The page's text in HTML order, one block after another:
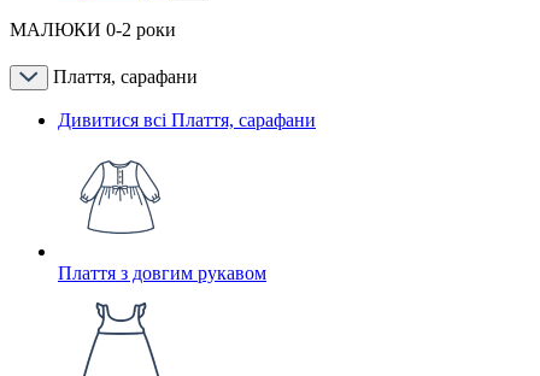
МАЛЮКИ 0-2 роки
Плаття, сарафани
Дивитися всі Плаття, сарафани
Плаття з довгим рукавом